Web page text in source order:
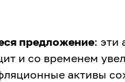
предложение: эти
и со временем
активы